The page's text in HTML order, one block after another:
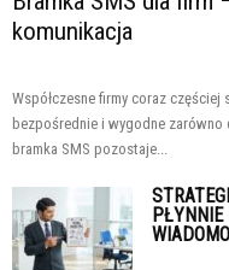
komunikacja
Współczesne firmy coraz częściej
bezpośrednie i wygodne zarówno
bramka SMS pozostaje...
PŁYNNIE